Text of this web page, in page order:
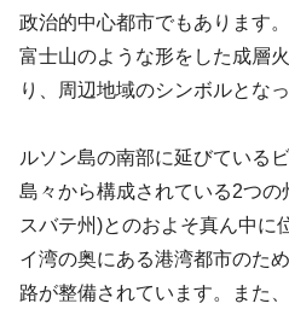
政治的中心都市でもあります
富士山のような形をした成層
り、周辺地域のシンボルとなっ
ルソン島の南部に延びている
島々から構成されている2つ
スバテ州)とのおよそ真ん中に
イ湾の奥にある港湾都市のた
路が整備されています。また